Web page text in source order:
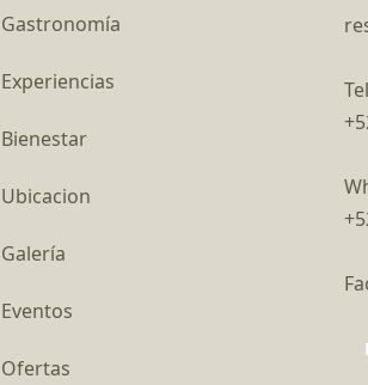
Gastronomía
Experiencias
Bienestar
Ubicacion
Galería
Eventos
Ofertas